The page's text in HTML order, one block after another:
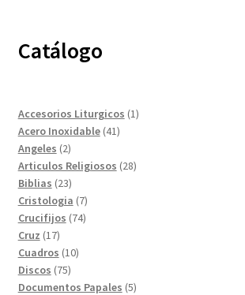
Catálogo
Accesorios Liturgicos 11
Acero Inoxidable 4141
Angeles 22
productos
Articulos Religiosos 2828
Biblias 2323
productos
Cristologia 77
productos
Crucifijos 7474
Cruz 1717
productos
Cuadros 1010
Discos 7575
productos
Documentos Papales 55